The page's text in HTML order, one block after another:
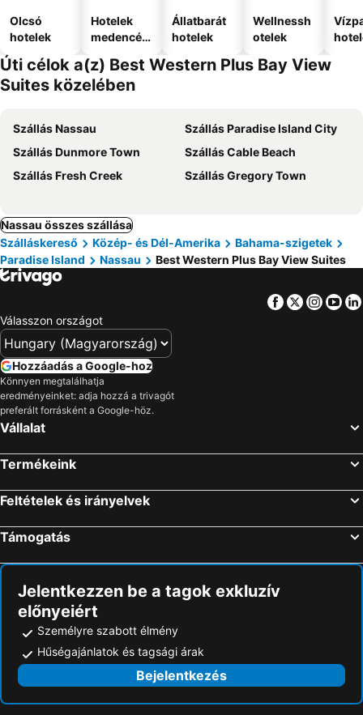
Olcsó
hotelek
Hotelek
medencév
Állatbarát
hotelek
Wellnessh
otelek
Úti célok a(z) Best Western Plus Bay View
Suites közelében
Szállás Nassau
Szállás Paradise Island City
Szállás Dunmore Town
Szállás Cable Beach
Szállás Fresh Creek
Szállás Gregory Town
Nassau összes szállása
Szálláskereső
Közép- és Dél-Amerika
Bahama-szigetek
Paradise Island
Nassau Best Western Plus Bay View Suites
Facebook
Twitter
Válasszon országot
Hozzáadás a Google-hoz
Könnyen megtalálhatja
eredményeinket: adja hozzá a trivagót
preferált forrásként a Google-höz.
Vállalat
Termékeink
Feltételek és irányelvek
Támogatás
Jelentkezzen be a tagok exkluzív
előnyeiért
Személyre szabott élmény
Hűségajánlatok és tagsági árak
Bejelentkezés